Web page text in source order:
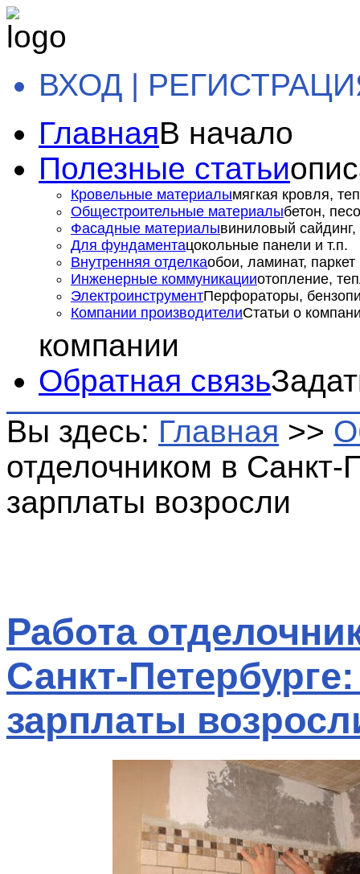
ВХОД |
ГлавнаяВ начало
Полезные статьи
Кровельные материалымягкая кровля,
Общестроительные материалыбетон,
Фасадные материалывиниловый сайдинг,
Для фундаментацокольные панели и т.п.
Внутренняя отделкаобои, ламинат, паркет
Инженерные коммуникацииотопление,
ЭлектроинструментПерфораторы,
Компании производителиСтатьи о
компании
Обратная связь
Вы здесь: Главная >>
отделочником в Санкт-
зарплаты возросли
Работа
Санкт-
зарплаты